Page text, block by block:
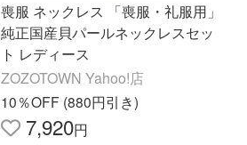
喪服 ネックレス 「喪服・礼服用」
純正国産貝パールネックレスセッ
ト レディース
ZOZOTOWN Yahoo!店
10％OFF (880円引き)
7,920円